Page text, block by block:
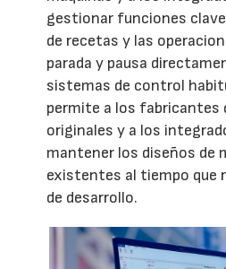
gestionar funciones
de recetas y las
parada y pausa
sistemas de control
permite a los fabricantes
originales y a los
mantener los diseños de
existentes al tiempo que
de desarrollo.